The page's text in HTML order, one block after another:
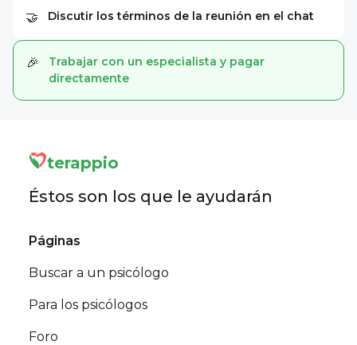
🤝 Discutir los términos de la reunión en el chat
🎉
Trabajar con un especialista y pagar
directamente
terappio
Éstos son los que le ayudarán
Páginas
Buscar a un psicólogo
Para los psicólogos
Foro